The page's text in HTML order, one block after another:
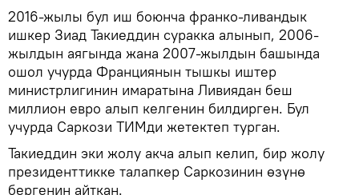
2016-жылы бул иш боюнча франко-ливандык
ишкер Зиад Такиеддин суракка алынып, 2006-
жылдын аягында жана 2007-жылдын башында
ошол учурда Франциянын тышкы иштер
министрлигинин имаратына Ливиядан беш
миллион евро алып келгенин билдирген. Бул
учурда Саркози ТИМди жетектеп турган.
Такиеддин эки жолу акча алып келип, бир жолу
президенттикке талапкер Саркозинин өзүнө
бергенин айткан.